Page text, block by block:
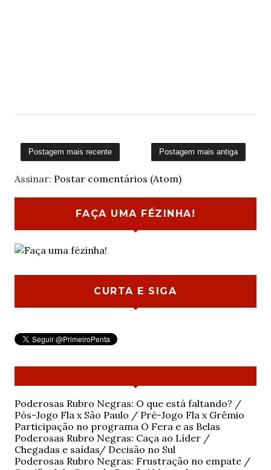
Postagem mais recente Postagem mais antiga
Assinar: Postar comentários (Atom)
FAÇA UMA FÉZINHA!
CURTA E SIGA
Poderosas Rubro Negras: O que está faltando? /
Pós-Jogo Fla x São Paulo / Pré-Jogo Fla x Grêmio
Participação no programa O Fera e as Belas
Poderosas Rubro Negras: Caça ao Líder /
Chegadas e saídas/ Decisão no Sul
Poderosas Rubro Negras: Frustração no empate /